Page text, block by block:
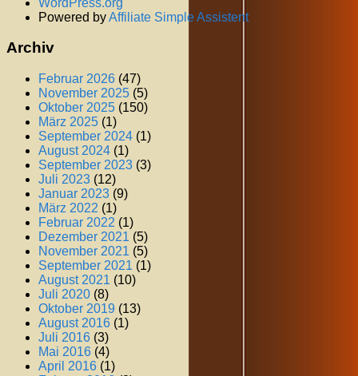
Powered byAffiliate Simple Assistent
Archiv
Februar 2026 (47)
November 2025 (5)
Oktober 2025 (150)
März 2025 (1)
September 2024 (1)
August 2024 (1)
September 2023 (3)
Juli 2023 (12)
Januar 2023 (9)
März 2022 (1)
Februar 2022 (1)
Dezember 2021 (5)
November 2021 (5)
September 2021 (1)
August 2021 (10)
Juli 2020 (8)
Oktober 2019 (13)
August 2016 (1)
Juli 2016 (3)
Mai 2016 (4)
April 2016 (1)